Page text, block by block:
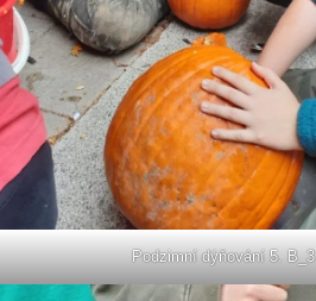
Podzimní dýňování 5. B_3